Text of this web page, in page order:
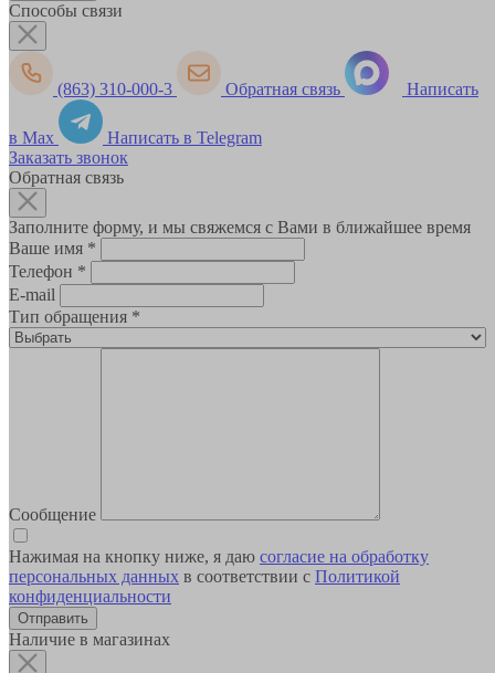
Способы связи
(863) 310-000-3 Обратная связь Написать
в Max
Написать в Telegram
Заказать звонок
Обратная связь
Заполните форму, и мы свяжемся с Вами в ближайшее время
Ваше имя *
Телефон *
E-mail
Тип обращения *
Сообщение
Нажимая на кнопку ниже, я даю согласие на обработку
персональных данных в соответствии с Политикой
конфиденциальности
Наличие в магазинах